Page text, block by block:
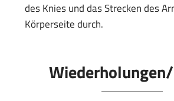
des Knies und das Strecken des
Körperseite durch.